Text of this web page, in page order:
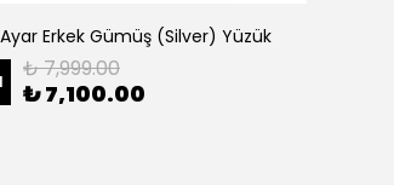
Erkek Gümüş (Silver) Yüzük
₺ 7,999.00
₺ 7,100.00